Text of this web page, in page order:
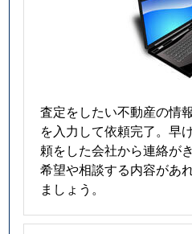
査定をしたい不動産の情
を入力して依頼完了。早
頼をした会社から連絡がき
希望や相談する内容があ
ましょう。